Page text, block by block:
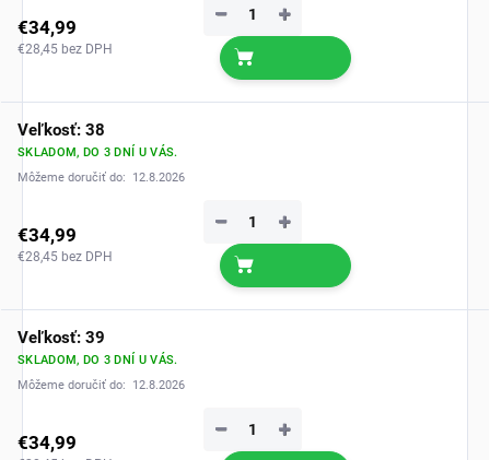
€34,99
€28,45 bez DPH
+
−
Veľkosť: 38
SKLADOM, DO 3 DNÍ U VÁS.
Môžeme doručiť do:
12.8.2026
€34,99
€28,45 bez DPH
+
−
Veľkosť: 39
SKLADOM, DO 3 DNÍ U VÁS.
Môžeme doručiť do:
12.8.2026
€34,99 +
−